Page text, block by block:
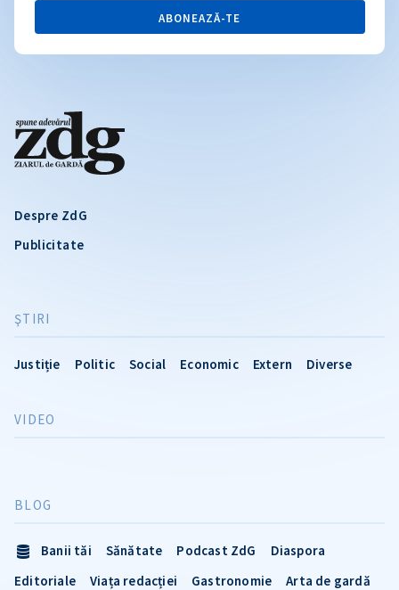
Despre ZdG
Publicitate
ŞTIRI
Justiție Politic Social Economic Extern Diverse
VIDEO
BLOG
Banii tăi Sănătate Podcast ZdG
Diaspora
Editoriale
Viața redacției Gastronomie
Arta de gardă
ABONEAZĂ-TE